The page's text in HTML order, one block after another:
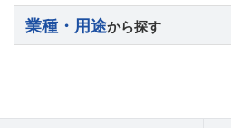
業種・用途から探す